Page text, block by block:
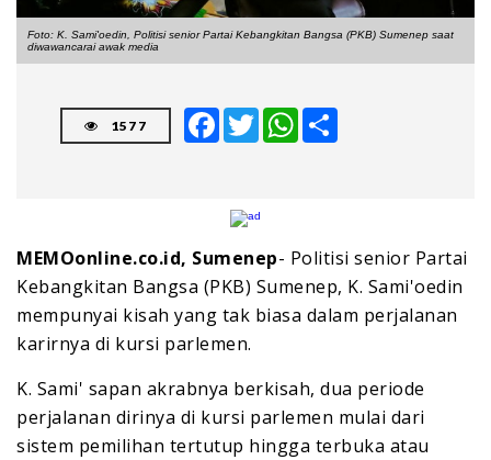
Foto: K. Sami'oedin, Politisi senior Partai Kebangkitan Bangsa (PKB) Sumenep saat
diwawancarai awak media
1577
FacebookTwitter WhatsApp
MEMOonline.co.id, Sumenep- Politisi senior Partai
Kebangkitan Bangsa (PKB) Sumenep, K. Sami'oedin
mempunyai kisah yang tak biasa dalam perjalanan
karirnya di kursi parlemen.
K. Sami' sapan akrabnya berkisah, dua periode
perjalanan dirinya di kursi parlemen mulai dari
sistem pemilihan tertutup hingga terbuka atau